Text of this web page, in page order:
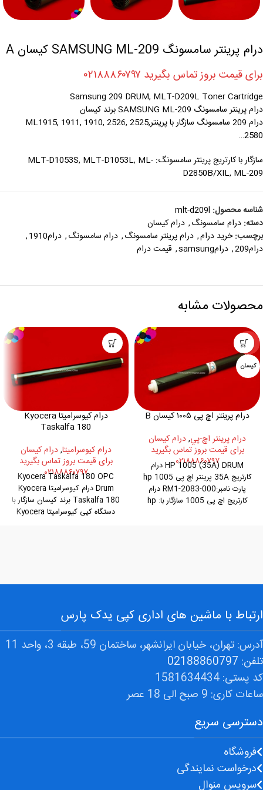
درام پرینتر سامسونگ SAMSUNG ML-209 کیسان A
برای قیمت بروز تماس بگیرید ۰۲۱۸۸۸۶۰۷۹۷
Samsung 209 DRUM, MLT-D209L Toner Cartridge
درام پرینتر سامسونگ SAMSUNG ML-209 برند کیسان
درام 209 سامسونگ سازگار با پرینترML1915, 1911, 1910, 2526, 2525,
2580…
سازگار با کارتریج پرینتر سامسونگ: MLT-D1053S, MLT-D1053L, ML-
D2850B/XIL, ML-209
شناسه محصول: mlt-d209l
دسته: درام سامسونگ, درام کیسان
برچسب: خرید درام, درام پرینتر سامسونگ, درام سامسونگ, درام1910
,
درام209
, درامsamsung , قیمت درام
محصولات مشابه
ویژه
کیسان
درام پرینتر اچ پی ۱۰۰۵ کیسان B
درام پرينتر اچ-پي,درام کیسان
برای قیمت بروز تماس بگیرید
۰۲۱۸۸۸۶۰۷۹۷
HP 1005 (35A) DRUM درام
کارتریج 35A پرینتر اچ پی hp 1005
پارت نامبر:RM1-2083-000 درام
کارتریج اچ پی 1005 سازگار با: hp
تا 100 عدد
هر عدد
هر عدد
201 تا 400
عدد
هر عدد
320000 ریال
بیشتر از 401
هر عدد
درام کیوسرامیتا Kyocera
Taskalfa 180
درام کيوسراميتا,درام کیسان
برای قیمت بروز تماس بگیرید
۰۲۱۸۸۸۶۰۷۹۷
Kyocera Taskalfa 180 OPC
Drum درام کیوسرامیتا Kyocera
Taskalfa 180 برند کیسان سازگار با
دستگاه کپی کیوسرامیتا Kyocera
دسترسی سریع
فروشگاه
درخواست نمایندگی
سرویس منوال
ارتباط با ماشین های اداری کپی یدک پارس
آدرس: تهران، خیابان ایرانشهر، ساختمان 59، طبقه 3، واحد 11
تلفن: 02188860797
کد پستی: 1581634434
ساعات کاری: 9 صبح الی 18 عصر